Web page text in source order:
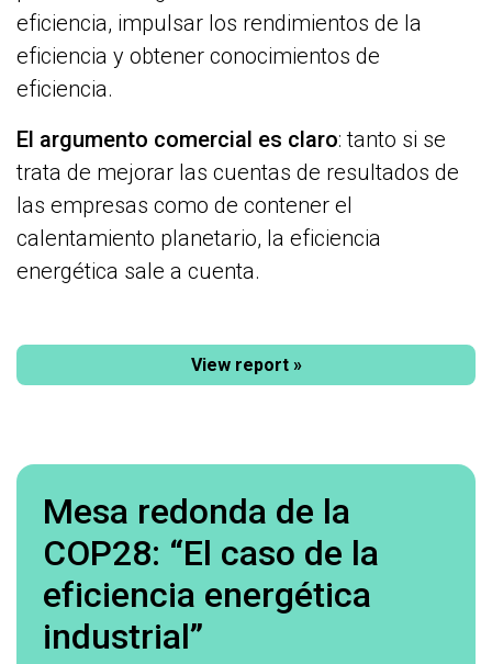
eficiencia, impulsar los rendimientos de la
eficiencia y obtener conocimientos de
eficiencia.
El argumento comercial es claro: tanto si se
trata de mejorar las cuentas de resultados de
las empresas como de contener el
calentamiento planetario, la eficiencia
energética sale a cuenta.
View report »
Mesa redonda de la
COP28: “El caso de la
eficiencia energética
industrial”